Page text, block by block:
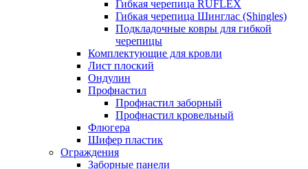
Гибкая черепица RUFLEX
Гибкая черепица Шинглас (Shingles)
Подкладочные ковры для гибкой
черепицы
Комплектующие для кровли
Лист плоский
Ондулин
Профнастил
Профнастил заборный
Профнастил кровельный
Флюгера
Шифер пластик
Ограждения
Заборные панели